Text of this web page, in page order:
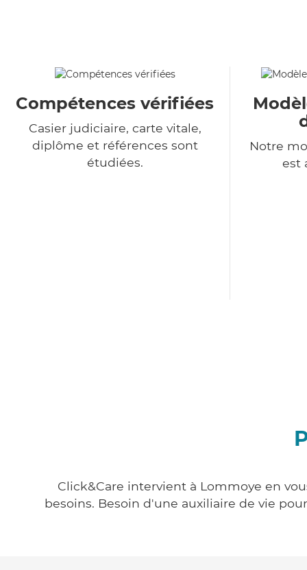
Compétences vérifiées
Casier judiciaire, carte vitale,
diplôme et références sont
étudiées.
Notre
est
Click&Care intervient à Lommoye en
besoins. Besoin d'une auxiliaire de vie